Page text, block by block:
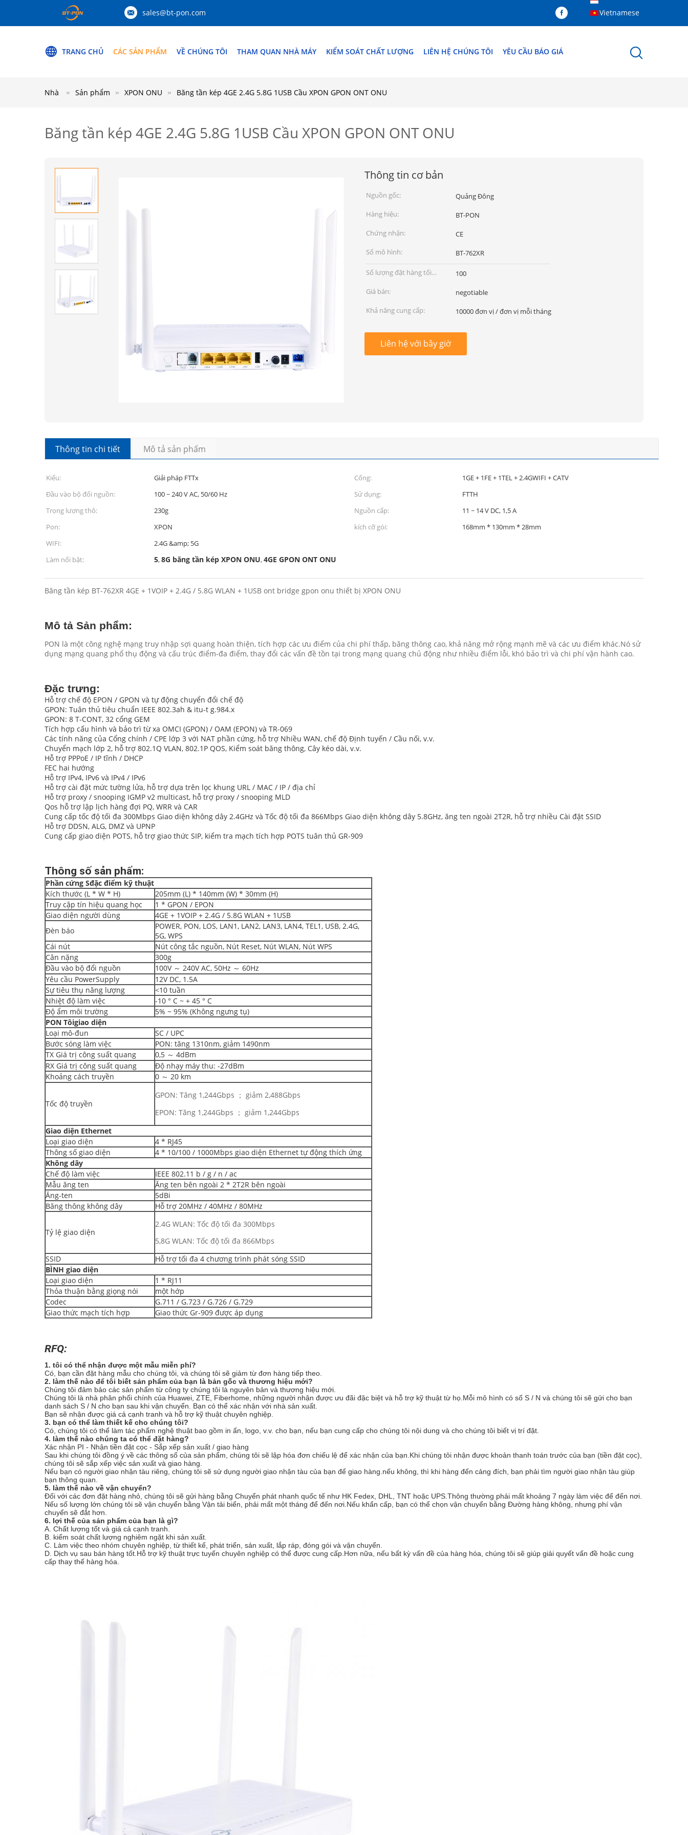
sales@bt-pon.com Vietnamese
TRANG CHỦ CÁC SẢN PHẨM VỀ CHÚNG TÔI THAM QUAN NHÀ MÁY KIỂM SOÁT CHẤT LƯỢNG LIÊN HỆ CHÚNG TÔI YÊU CẦU BÁO GIÁ
Nhà Sản phẩm XPON ONU Băng tần kép 4GE 2.4G 5.8G 1USB Cầu XPON GPON ONT ONU
Băng tần kép 4GE 2.4G 5.8G 1USB Cầu XPON GPON ONT ONU
Thông tin cơ bản
Nguồn gốc:
Quảng Đông
Hàng hiệu:
BT-PON
Chứng nhận:
CE
Số mô hình:
BT-762XR
Số lượng đặt hàng tối
thiểu:
100
Giá bán:
negotiable
Khả năng cung cấp:
10000 đơn vị / đơn vị mỗi tháng
Liên hệ với bây giờ
Thông tin chi tiết Mô tả sản phẩm
Kiểu: Giải pháp FTTx Cổng:
1GE + 1FE + 1TEL + 2.4GWIFI + CATV
Đầu vào bộ đổi nguồn:
100 ~ 240 V AC, 50/60 Hz Sử dụng:
FTTH
Trọng lượng thô:
230g Nguồn cấp:
11 ~ 14 V DC, 1,5 A
Pon:
XPON kích cỡ gói:
168mm * 130mm * 28mm
WIFI:
2.4G &amp; 5G
Làm nổi bật:
5,8G băng tần kép XPON ONU,4GE GPON ONT ONU
Băng tần kép BT-762XR 4GE + 1VOIP + 2.4G / 5.8G WLAN + 1USB ont bridge gpon onu thiết bị XPON ONU
Mô tả Sản phẩm:
PON là một công nghệ mạng truy nhập sợi quang hoàn thiện, tích hợp các ưu điểm của chi phí thấp, băng thông cao, khả năng mở rộng mạnh mẽ và các ưu điểm khác.Nó sử
dụng mạng quang phổ thụ động và cấu trúc điểm-đa điểm, thay đổi các vấn đề tồn tại trong mạng quang chủ động như nhiều điểm lỗi, khó bảo trì và chi phí vận hành cao.
Đặc trưng:
Hỗ trợ chế độ EPON / GPON và tự động chuyển đổi chế độ
GPON: Tuân thủ tiêu chuẩn IEEE 802.3ah & itu-t g.984.x
GPON: 8 T-CONT, 32 cổng GEM
Tích hợp cấu hình và bảo trì từ xa OMCI (GPON) / OAM (EPON) và TR-069
Các tính năng của Cổng chính / CPE lớp 3 với NAT phần cứng, hỗ trợ Nhiều WAN, chế độ Định tuyến / Cầu nối, v.v.
Chuyển mạch lớp 2, hỗ trợ 802.1Q VLAN, 802.1P QOS, Kiểm soát băng thông, Cây kéo dài, v.v.
Hỗ trợ PPPoE / IP tĩnh / DHCP
FEC hai hướng
Hỗ trợ IPv4, IPv6 và IPv4 / IPv6
Hỗ trợ cài đặt mức tường lửa, hỗ trợ dựa trên lọc khung URL / MAC / IP / địa chỉ
Hỗ trợ proxy / snooping IGMP v2 multicast, hỗ trợ proxy / snooping MLD
Qos hỗ trợ lập lịch hàng đợi PQ, WRR và CAR
Cung cấp tốc độ tối đa 300Mbps Giao diện không dây 2.4GHz và Tốc độ tối đa 866Mbps Giao diện không dây 5.8GHz, ăng ten ngoài 2T2R, hỗ trợ nhiều Cài đặt SSID
Hỗ trợ DDSN, ALG, DMZ và UPNP
Cung cấp giao diện POTS, hỗ trợ giao thức SIP, kiểm tra mạch tích hợp POTS tuân thủ GR-909
Thông số sản phẩm:
Phần cứng Sđặc điểm kỹ thuật
Kích thước (L * W * H)
205mm (L) * 140mm (W) * 30mm (H)
Truy cập tín hiệu quang học
1 * GPON / EPON
Giao diện người dùng
4GE + 1VOIP + 2.4G / 5.8G WLAN + 1USB
Đèn báo
POWER, PON, LOS, LAN1, LAN2, LAN3, LAN4, TEL1, USB, 2.4G,
5G, WPS
Cái nút
Nút công tắc nguồn, Nút Reset, Nút WLAN, Nút WPS
Cân nặng
300g
Đầu vào bộ đổi nguồn
100V ～ 240V AC, 50Hz ～ 60Hz
Yêu cầu PowerSupply
12V DC, 1.5A
Sự tiêu thụ năng lượng
<10 tuần
Nhiệt độ làm việc
-10 ° C ~ + 45 ° C
Độ ẩm môi trường
5% ~ 95% (Không ngưng tụ)
PON Tôigiao diện
Loại mô-đun
SC / UPC
Bước sóng làm việc
PON: tăng 1310nm, giảm 1490nm
TX Giá trị công suất quang
0,5 ～ 4dBm
RX Giá trị công suất quang
Độ nhạy máy thu: -27dBm
Khoảng cách truyền
0 ～ 20 km
Tốc độ truyền
GPON: Tăng 1,244Gbps ； giảm 2,488Gbps
EPON: Tăng 1,244Gbps ； giảm 1,244Gbps
Giao diện Ethernet
Loại giao diện
4 * RJ45
Thông số giao diện
4 * 10/100 / 1000Mbps giao diện Ethernet tự động thích ứng
Không dây
Chế độ làm việc
IEEE 802.11 b / g / n / ac
Mẫu ăng ten
Ăng ten bên ngoài 2 * 2T2R bên ngoài
Ăng-ten
5dBi
Băng thông không dây
Hỗ trợ 20MHz / 40MHz / 80MHz
Tỷ lệ giao diện
2.4G WLAN: Tốc độ tối đa 300Mbps
5,8G WLAN: Tốc độ tối đa 866Mbps
SSID
Hỗ trợ tối đa 4 chương trình phát sóng SSID
BÌNH giao diện
Loại giao diện
1 * RJ11
Thỏa thuận bằng giọng nói
một hớp
Codec
G.711 / G.723 / G.726 / G.729
Giao thức mạch tích hợp
Giao thức Gr-909 được áp dụng
RFQ:
1. tôi có thể nhận được một mẫu miễn phí?
Có, bạn cần đặt hàng mẫu cho chúng tôi, và chúng tôi sẽ giảm từ đơn hàng tiếp theo.
2. làm thế nào để tôi biết sản phẩm của bạn là bản gốc và thương hiệu mới?
Chúng tôi đảm bảo các sản phẩm từ công ty chúng tôi là nguyên bản và thương hiệu mới.
Chúng tôi là nhà phân phối chính của Huawei, ZTE, Fiberhome, những người nhận được ưu đãi đặc biệt và hỗ trợ kỹ thuật từ họ.Mỗi mô hình có số S / N và chúng tôi sẽ gửi cho bạn
danh sách S / N cho bạn sau khi vận chuyển. Bạn có thể xác nhận với nhà sản xuất.
Bạn sẽ nhận được giá cả cạnh tranh và hỗ trợ kỹ thuật chuyên nghiệp.
3. bạn có thể làm thiết kế cho chúng tôi?
Có, chúng tôi có thể làm tác phẩm nghệ thuật bao gồm in ấn, logo, v.v. cho bạn, nếu bạn cung cấp cho chúng tôi nội dung và cho chúng tôi biết vị trí đặt.
4. làm thế nào chúng ta có thể đặt hàng?
Xác nhận PI - Nhận tiền đặt cọc - Sắp xếp sản xuất / giao hàng
Sau khi chúng tôi đồng ý về các thông số của sản phẩm, chúng tôi sẽ lập hóa đơn chiếu lệ để xác nhận của bạn.Khi chúng tôi nhận được khoản thanh toán trước của bạn (tiền đặt cọc),
chúng tôi sẽ sắp xếp việc sản xuất và giao hàng.
Nếu bạn có người giao nhận tàu riêng, chúng tôi sẽ sử dụng người giao nhận tàu của bạn để giao hàng.nếu không, thì khi hàng đến cảng đích, bạn phải tìm người giao nhận tàu giúp
bạn thông quan.
5. làm thế nào về vận chuyển?
Đối với các đơn đặt hàng nhỏ, chúng tôi sẽ gửi hàng bằng Chuyển phát nhanh quốc tế như HK Fedex, DHL, TNT hoặc UPS.Thông thường phải mất khoảng 7 ngày làm việc để đến nơi.
Nếu số lượng lớn chúng tôi sẽ vận chuyển bằng Vận tải biển, phải mất một tháng để đến nơi.Nếu khẩn cấp, bạn có thể chọn vận chuyển bằng Đường hàng không, nhưng phí vận
chuyển sẽ đắt hơn.
6. lợi thế của sản phẩm của bạn là gì?
A. Chất lượng tốt và giá cả cạnh tranh.
B. kiểm soát chất lượng nghiêm ngặt khi sản xuất.
C. Làm việc theo nhóm chuyên nghiệp, từ thiết kế, phát triển, sản xuất, lắp ráp, đóng gói và vận chuyển.
D. Dịch vụ sau bán hàng tốt.Hỗ trợ kỹ thuật trực tuyến chuyên nghiệp có thể được cung cấp.Hơn nữa, nếu bất kỳ vấn đề của hàng hóa, chúng tôi sẽ giúp giải quyết vấn đề hoặc cung
cấp thay thế hàng hóa.